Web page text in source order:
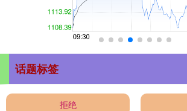
话题标签
拒绝